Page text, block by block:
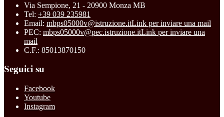
Via Sempione, 21 - 20900 Monza MB
Tel: +39 039 235981
Email: mbps05000v@istruzione.itLink per inviare una mail
PEC: mbps05000v@pec.istruzione.itLink per inviare una
mail
C.F.: 85013870150
Seguici su
Facebook
Youtube
Instagram